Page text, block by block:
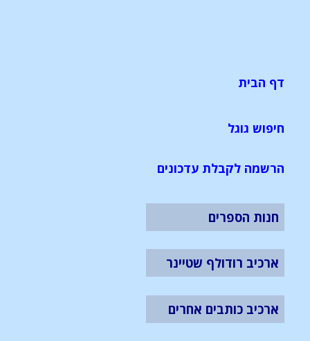
דף הבית
חיפוש גוגל
הרשמה לקבלת עדכונים
חנות הספרים
ארכיב רודולף שטיינר
ארכיב כותבים אחרים